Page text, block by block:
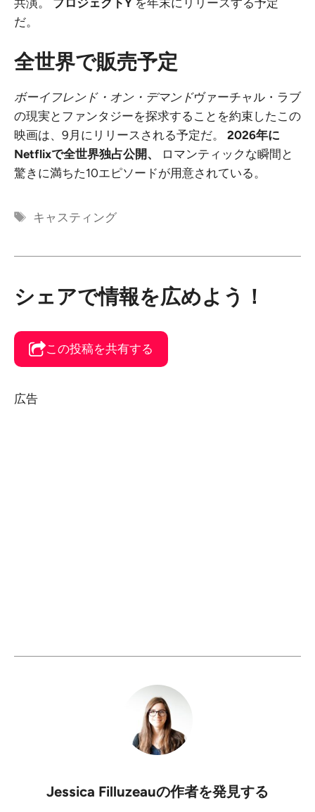
共演。 プロジェクトY を年末にリリースする予定
だ。
全世界で販売予定
ボーイフレンド・オン・デマンドヴァーチャル・ラブ
の現実とファンタジーを探求することを約束したこの
映画は、9月にリリースされる予定だ。 2026年に
Netflixで全世界独占公開、
ロマンティックな瞬間と
驚きに満ちた10エピソードが用意されている。
タ
キャスティング
シェアで情報を広めよう！
この投稿を共有する
広告
Jessica Filluzeauの作者を発見する